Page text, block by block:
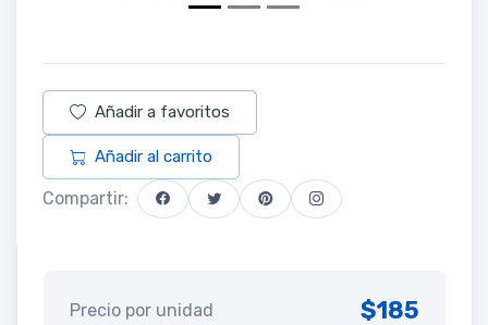
Añadir a favoritos
Añadir al carrito
Compartir:
Precio por unidad $185